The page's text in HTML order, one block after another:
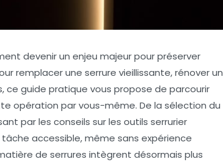
devenir un enjeu majeur pour préserver
remplacer une serrure vieillissante, rénover un
guide pratique vous propose de parcourir
opération par vous-même. De la sélection du
par les conseils sur les outils serrurier
accessible, même sans expérience
de serrures intègrent désormais plus